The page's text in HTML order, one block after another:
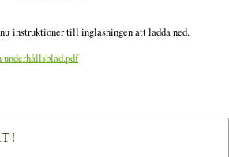
instruktioner till inglasningen att ladda ned.